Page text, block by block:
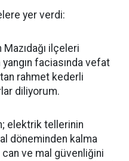
yer verdi:
Mazıdağı ilçeleri
yangın faciasında vefat
rahmet kederli
diliyorum.
elektrik tellerinin
döneminden kalma
ve mal güvenliğini